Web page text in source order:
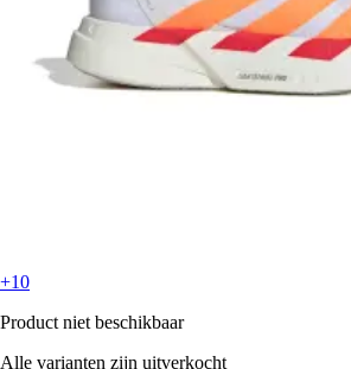
+10
Product niet beschikbaar
Alle varianten zijn uitverkocht